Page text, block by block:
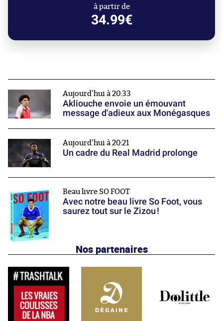
à partir de
34.99€
Aujourd'hui à 20:33
Akliouche envoie un émouvant
message d'adieux aux Monégasques
Aujourd'hui à 20:21
Un cadre du Real Madrid prolonge
Beau livre SO FOOT
Avec notre beau livre So Foot, vous
saurez tout sur le Zizou !
Nos partenaires